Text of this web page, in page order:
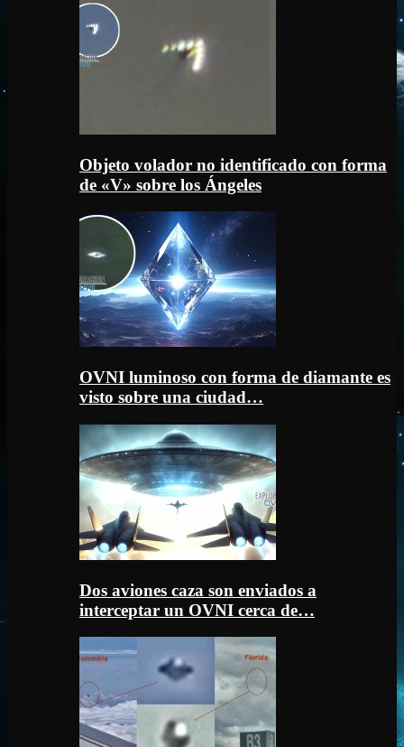
Objeto volador no identificado con forma
de «V» sobre los Ángeles
OVNI luminoso con forma de diamante es
visto sobre una ciudad…
Dos aviones caza son enviados a
interceptar un OVNI cerca de…